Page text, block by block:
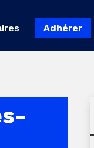
Adhérer